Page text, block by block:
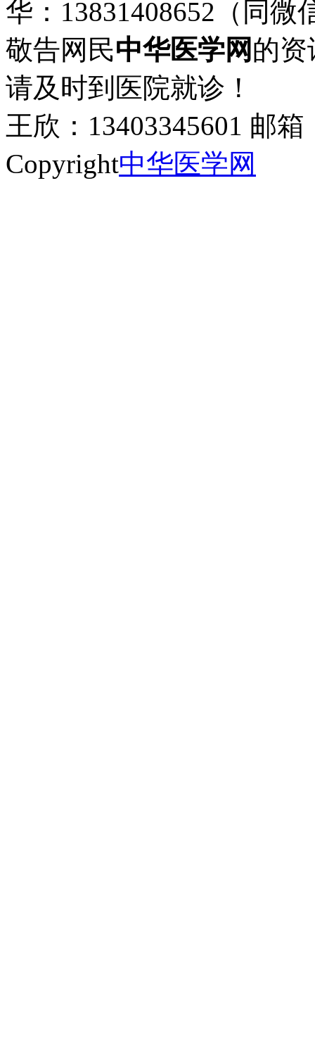
华：13831408652（同微
敬告网民中华医学网 的
请及时到医院就诊！
王欣：13403345601 邮箱
Copyright中华医学网